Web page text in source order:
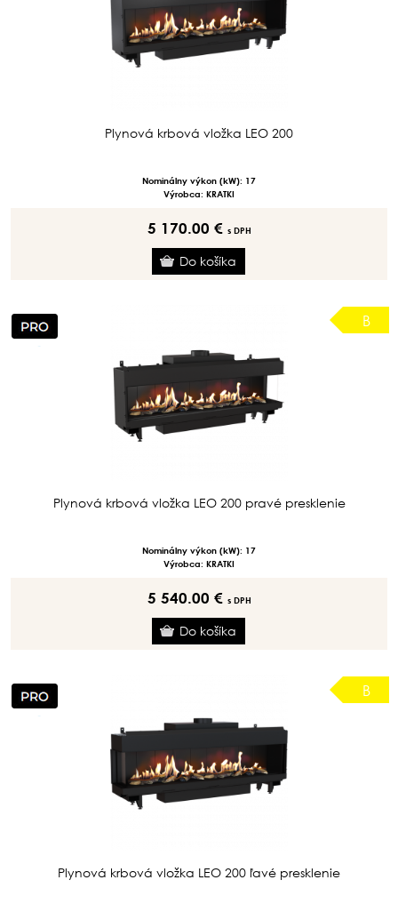
Plynová krbová vložka LEO 200
Nominálny výkon (kW): 17
Výrobca: KRATKI
5 170.00 € s DPH
B
Plynová krbová vložka LEO 200 pravé presklenie
Nominálny výkon (kW): 17
Výrobca: KRATKI
5 540.00 € s DPH
B
Plynová krbová vložka LEO 200 ľavé presklenie